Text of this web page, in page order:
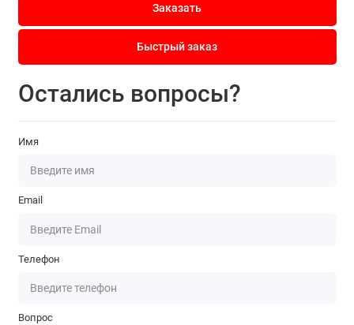
Заказать
Быстрый заказ
Остались вопросы?
Имя
Email
Телефон
Вопрос